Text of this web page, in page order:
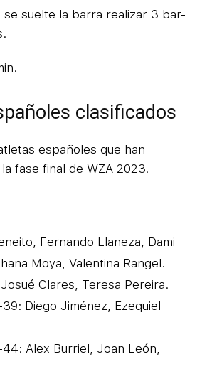
se suelte la barra realizar 3 bar-
clasificados
españoles que han
fase final de WZA 2023.
Fernando Llaneza, Dami
Moya, Valentina Rangel.
Clares, Teresa Pereira.
Diego Jiménez, Ezequiel
Alex Burriel, Joan León,